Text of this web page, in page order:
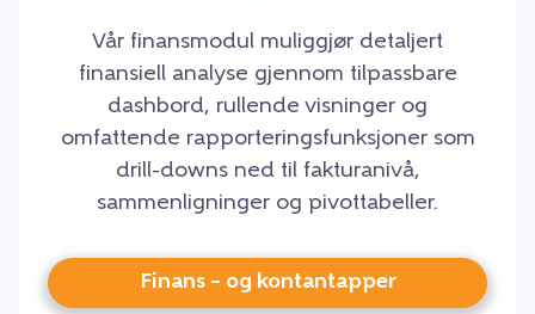
Vår finansmodul muliggjør detaljert
finansiell analyse gjennom tilpassbare
dashbord, rullende visninger og
omfattende rapporteringsfunksjoner som
drill-downs ned til fakturanivå,
sammenligninger og pivottabeller.
Finans – og kontantapper